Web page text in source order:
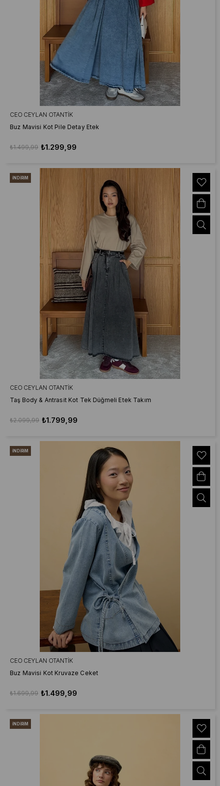
CEO CEYLAN OTANTIK
Buz Mavisi Kot Pile Detay Etek
₺1.299,99
₺1.499,99
CEO CEYLAN OTANTIK
Taş Body & Antrasit Kot Tek Düğmeli Etek Takım
₺1.799,99
₺2.099,99
İNDIRIM
CEO CEYLAN OTANTIK
Buz Mavisi Kot Kruvaze Ceket
₺1.499,99
₺1.699,99
İNDIRIM
İNDIRIM